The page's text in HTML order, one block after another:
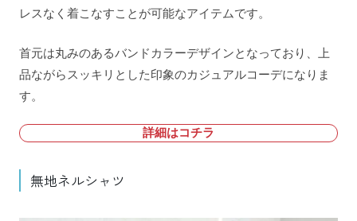
レスなく着こなすことが可能なアイテムです。
首元は丸みのあるバンドカラーデザインとなっており、上
品ながらスッキリとした印象のカジュアルコーデになりま
す。
詳細はコチラ
無地ネルシャツ